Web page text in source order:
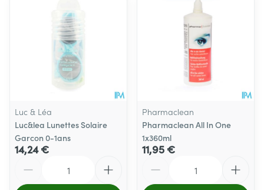
Luc & Léa
Luc&lea Lunettes Solaire
Garcon 0-1ans
14,24 €
Pharmaclean
Pharmaclean All In One
1x360ml
11,95 €